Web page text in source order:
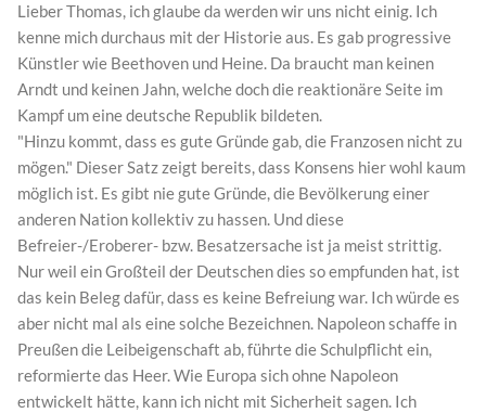
Lieber Thomas, ich glaube da werden wir uns nicht einig. Ich
kenne mich durchaus mit der Historie aus. Es gab progressive
Künstler wie Beethoven und Heine. Da braucht man keinen
Arndt und keinen Jahn, welche doch die reaktionäre Seite im
Kampf um eine deutsche Republik bildeten.
"Hinzu kommt, dass es gute Gründe gab, die Franzosen nicht zu
mögen." Dieser Satz zeigt bereits, dass Konsens hier wohl kaum
möglich ist. Es gibt nie gute Gründe, die Bevölkerung einer
anderen Nation kollektiv zu hassen. Und diese
Befreier-/Eroberer- bzw. Besatzersache ist ja meist strittig.
Nur weil ein Großteil der Deutschen dies so empfunden hat, ist
das kein Beleg dafür, dass es keine Befreiung war. Ich würde es
aber nicht mal als eine solche Bezeichnen. Napoleon schaffe in
Preußen die Leibeigenschaft ab, führte die Schulpflicht ein,
reformierte das Heer. Wie Europa sich ohne Napoleon
entwickelt hätte, kann ich nicht mit Sicherheit sagen. Ich